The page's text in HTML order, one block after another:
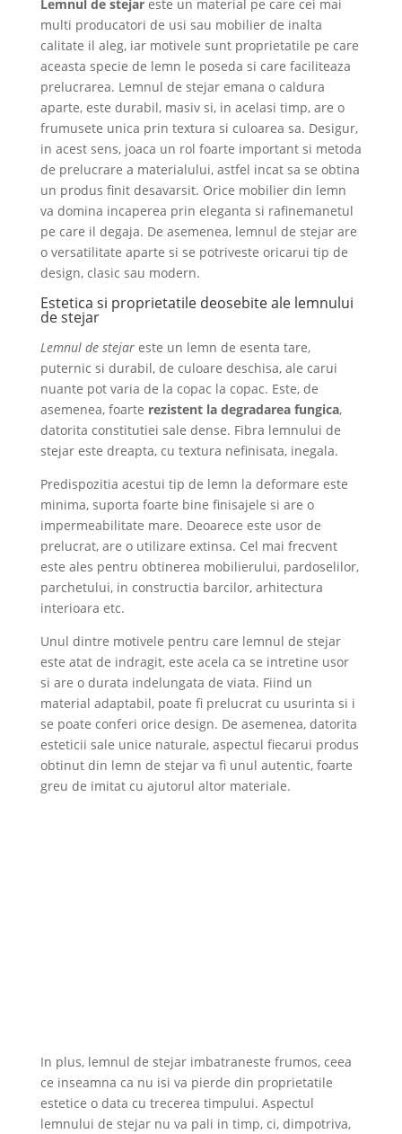
Lemnul de stejar este un material pe care cei mai
multi producatori de usi sau mobilier de inalta
calitate il aleg, iar motivele sunt proprietatile pe care
aceasta specie de lemn le poseda si care faciliteaza
prelucrarea. Lemnul de stejar emana o caldura
aparte, este durabil, masiv si, in acelasi timp, are o
frumusete unica prin textura si culoarea sa. Desigur,
in acest sens, joaca un rol foarte important si metoda
de prelucrare a materialului, astfel incat sa se obtina
un produs finit desavarsit. Orice mobilier din lemn
va domina incaperea prin eleganta si rafinemanetul
pe care il degaja. De asemenea, lemnul de stejar are
o versatilitate aparte si se potriveste oricarui tip de
design, clasic sau modern.
Estetica si proprietatile deosebite ale lemnului
de stejar
Lemnul de stejareste un lemn de esenta tare,
puternic si durabil, de culoare deschisa, ale carui
nuante pot varia de la copac la copac. Este, de
asemenea, foarte rezistent la degradarea fungica,
datorita constitutiei sale dense. Fibra lemnului de
stejar este dreapta, cu textura nefinisata, inegala.
Predispozitia acestui tip de lemn la deformare este
minima, suporta foarte bine finisajele si are o
impermeabilitate mare. Deoarece este usor de
prelucrat, are o utilizare extinsa. Cel mai frecvent
este ales pentru obtinerea mobilierului, pardoselilor,
parchetului, in constructia barcilor, arhitectura
interioara etc.
Unul dintre motivele pentru care lemnul de stejar
este atat de indragit, este acela ca se intretine usor
si are o durata indelungata de viata. Fiind un
material adaptabil, poate fi prelucrat cu usurinta si i
se poate conferi orice design. De asemenea, datorita
esteticii sale unice naturale, aspectul fiecarui produs
obtinut din lemn de stejar va fi unul autentic, foarte
greu de imitat cu ajutorul altor materiale.
In plus, lemnul de stejar imbatraneste frumos, ceea
ce inseamna ca nu isi va pierde din proprietatile
estetice o data cu trecerea timpului. Aspectul
lemnului de stejar nu va pali in timp, ci, dimpotriva,